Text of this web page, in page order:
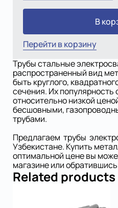
В
Перейти в корзину
Трубы стальные
распространенный вид
быть круглого,
сечения. Их популярность
относительно низкой
бесшовными,
трубами.
Предлагаем трубы
Узбекистане. Купить
оптимальной цене вы
магазине или
Related products